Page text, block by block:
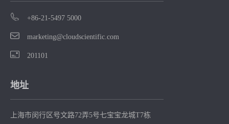
+86-21-5497 5000
marketing@cloudscientific.com
201101
地址
上海市闵行区号文路72弄5号七宝宝龙城T7栋